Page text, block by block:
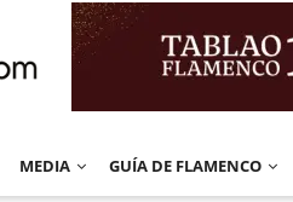
MEDIA GUÍA DE FLAMENCO